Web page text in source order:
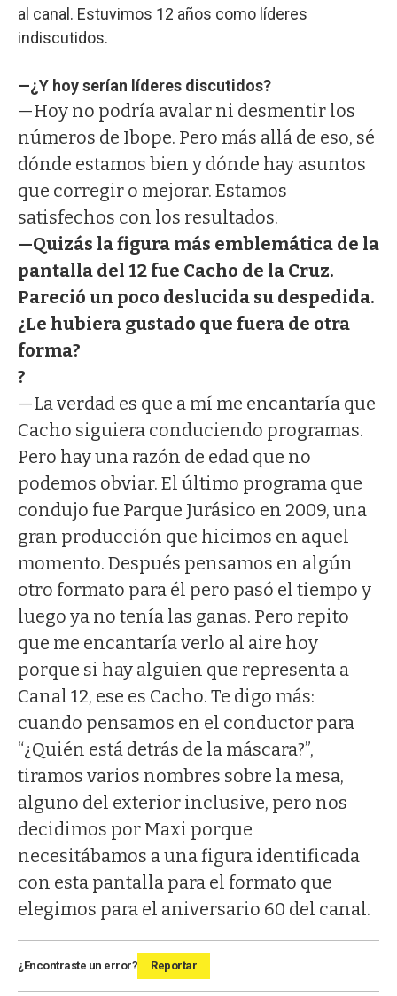
al canal. Estuvimos 12 años como líderes
indiscutidos.
—¿Y hoy serían líderes discutidos?
—Hoy no podría avalar ni desmentir los
números de Ibope. Pero más allá de eso, sé
dónde estamos bien y dónde hay asuntos
que corregir o mejorar. Estamos
satisfechos con los resultados.
—Quizás la figura más emblemática de la
pantalla del 12 fue Cacho de la Cruz.
Pareció un poco deslucida su despedida.
¿Le hubiera gustado que fuera de otra
forma?
?
—La verdad es que a mí me encantaría que
Cacho siguiera conduciendo programas.
Pero hay una razón de edad que no
podemos obviar. El último programa que
condujo fue Parque Jurásico en 2009, una
gran producción que hicimos en aquel
momento. Después pensamos en algún
otro formato para él pero pasó el tiempo y
luego ya no tenía las ganas. Pero repito
que me encantaría verlo al aire hoy
porque si hay alguien que representa a
Canal 12, ese es Cacho. Te digo más:
cuando pensamos en el conductor para
“¿Quién está detrás de la máscara?”,
tiramos varios nombres sobre la mesa,
alguno del exterior inclusive, pero nos
decidimos por Maxi porque
necesitábamos a una figura identificada
con esta pantalla para el formato que
elegimos para el aniversario 60 del canal.
¿Encontraste un error? Reportar